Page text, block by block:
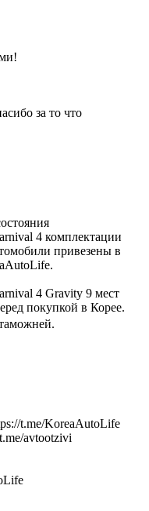
за то что
4 комплектации
привезены в
4 Gravity 9 мест
покупкой в Корее.
t.me/KoreaAutoLife
avtootzivi